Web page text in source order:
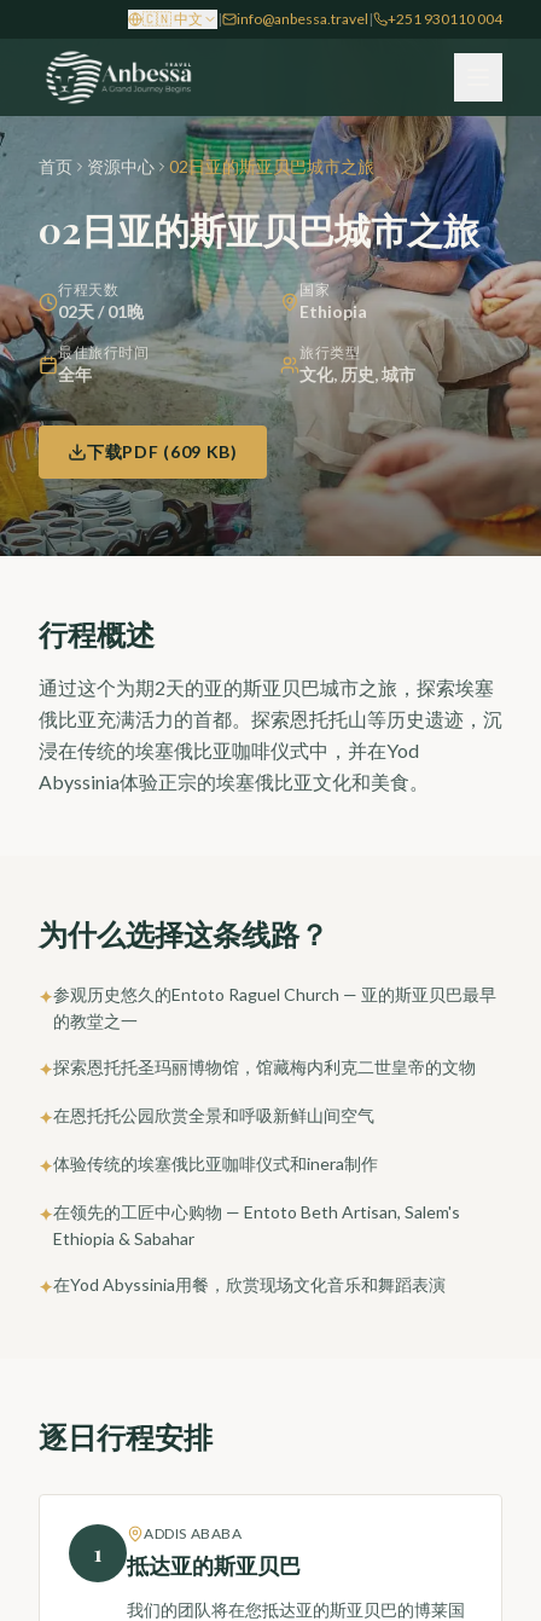
Skip to main content🇨🇳中文 | info@anbessa.travel | +251 930110 004
首页 资源中心 02日亚的斯亚贝巴城市之旅
02日亚的斯亚贝巴城市之旅
行程天数
02天 / 01晚
国家
Ethiopia
最佳旅行时间
全年
旅行类型
文化, 历史, 城市
下载PDF (609 KB)
行程概述
通过这个为期2天的亚的斯亚贝巴城市之旅，探索埃塞
俄比亚充满活力的首都。探索恩托托山等历史遗迹，沉
浸在传统的埃塞俄比亚咖啡仪式中，并在Yod
Abyssinia体验正宗的埃塞俄比亚文化和美食。
为什么选择这条线路？
✦参观历史悠久的Entoto Raguel Church — 亚的斯亚贝巴最早
的教堂之一
✦探索恩托托圣玛丽博物馆，馆藏梅内利克二世皇帝的文物
✦在恩托托公园欣赏全景和呼吸新鲜山间空气
✦体验传统的埃塞俄比亚咖啡仪式和inera制作
✦在领先的工匠中心购物 — Entoto Beth Artisan, Salem's
Ethiopia & Sabahar
✦在Yod Abyssinia用餐，欣赏现场文化音乐和舞蹈表演
逐日行程安排
1
ADDIS ABABA
抵达亚的斯亚贝巴
我们的团队将在您抵达亚的斯亚贝巴的博莱国